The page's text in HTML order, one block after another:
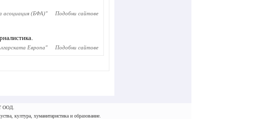
асоциация (БФА)" Подобни сайтове
Европа" Подобни сайтове
ООД.
култура, хуманитаристика и образование.